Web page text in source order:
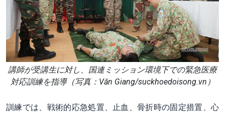
講師が受講生に対し、国連ミッション環境下での緊急医療
対応訓練を指導（写真：Văn Giang/suckhoedoisong.vn）
訓練では、戦術的応急処置、止血、骨折時の固定措置、心